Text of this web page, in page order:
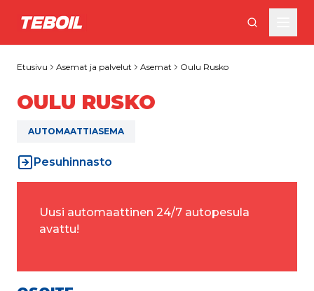
Siirry pääsisältöön
Etusivu Asemat ja palvelut Asemat Oulu Rusko
OULU RUSKO
AUTOMAATTIASEMA
Pesuhinnasto
Uusi automaattinen 24/7 autopesula
avattu!